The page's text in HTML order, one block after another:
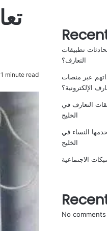
1 minute read
تطبيقات
التعارف؟
عبر منصات
الإلكترونية؟
التعارف في
الخليج
النساء في
الخليج
الاجتماعية
No